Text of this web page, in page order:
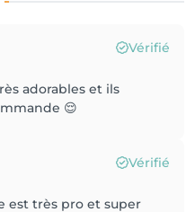
Vérifié
adorables et ils
😌
Vérifié
est très pro et super